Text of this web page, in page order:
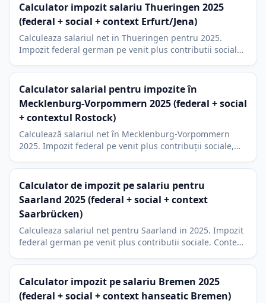
Calculator impozit salariu Thueringen 2025
(federal + social + context Erfurt/Jena)
Calculeaza salariul net in Thueringen pentru 2025.
Impozit federal german pe venit plus contributii sociale.
suta.
Calculator salarial pentru impozite în
Mecklenburg-Vorpommern 2025 (federal + social
+ contextul Rostock)
Calculează salariul net în Mecklenburg-Vorpommern
2025. Impozit federal pe venit plus contribuții sociale,
Calculator de impozit pe salariu pentru
Saarland 2025 (federal + social + context
Saarbrücken)
Calculeaza salariul net pentru Saarland in 2025. Impozit
federal german pe venit plus contributii sociale. Context
Calculator impozit pe salariu Bremen 2025
(federal + social + context hanseatic Bremen)